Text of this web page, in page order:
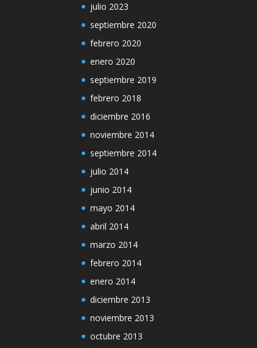
julio 2023
septiembre 2020
febrero 2020
enero 2020
septiembre 2019
febrero 2018
diciembre 2016
noviembre 2014
septiembre 2014
julio 2014
junio 2014
mayo 2014
abril 2014
marzo 2014
febrero 2014
enero 2014
diciembre 2013
noviembre 2013
octubre 2013